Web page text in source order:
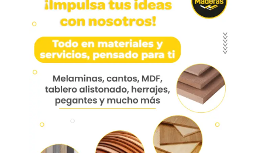
Cerradura Palanca Alcoba
Cerradura Palanca Alcoba
Hcp800-01
Chapa 800 palanca tubular para alcoba High
Marca: